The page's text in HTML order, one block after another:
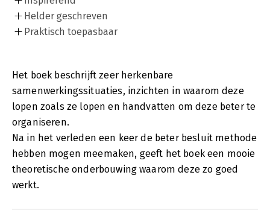
Helder geschreven
Praktisch toepasbaar
Het boek beschrijft zeer herkenbare
samenwerkingssituaties, inzichten in waarom deze
lopen zoals ze lopen en handvatten om deze beter te
organiseren.
Na in het verleden een keer de beter besluit methode
hebben mogen meemaken, geeft het boek een mooie
theoretische onderbouwing waarom deze zo goed
werkt.